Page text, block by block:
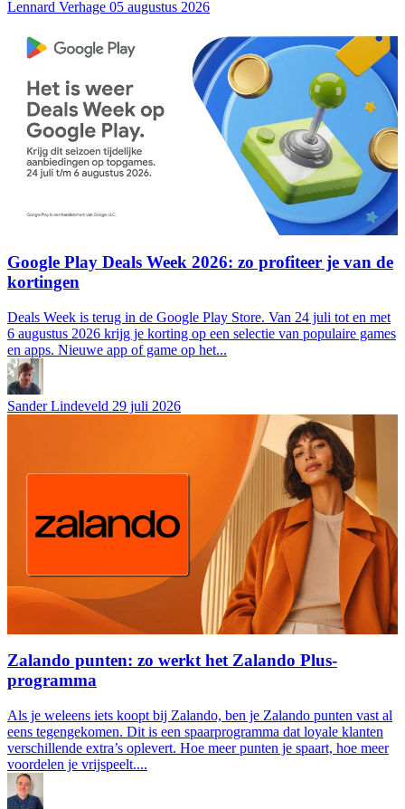
Lennard Verhage 05 augustus 2026
Google Play Deals Week 2026: zo profiteer je van de
kortingen
Deals Week is terug in de Google Play Store. Van 24 juli tot en met
6 augustus 2026 krijg je korting op een selectie van populaire games
en apps. Nieuwe app of game op het...
Sander Lindeveld 29 juli 2026
Zalando punten: zo werkt het Zalando Plus-
programma
Als je weleens iets koopt bij Zalando, ben je Zalando punten vast al
eens tegengekomen. Dit is een spaarprogramma dat loyale klanten
verschillende extra’s oplevert. Hoe meer punten je spaart, hoe meer
voordelen je vrijspeelt....